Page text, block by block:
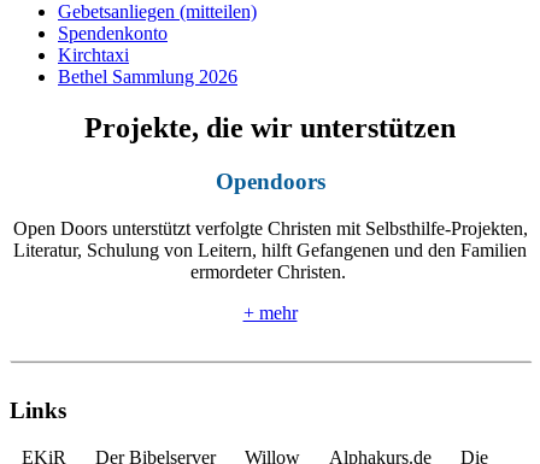
Gebetsanliegen (mitteilen)
Spendenkonto
Kirchtaxi
Bethel Sammlung 2026
Projekte, die wir unterstützen
Opendoors
Open Doors unterstützt verfolgte Christen mit Selbsthilfe-Projekten,
Literatur, Schulung von Leitern, hilft Gefangenen und den Familien
ermordeter Christen.
+ mehr
Links
EKiR Der Bibelserver Willow Alphakurs.de Die